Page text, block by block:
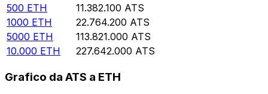
500 ETH 11.382.100 ATS
1000 ETH 22.764.200 ATS
5000 ETH 113.821.000 ATS
10.000 ETH 227.642.000 ATS
Grafico da ATS a ETH